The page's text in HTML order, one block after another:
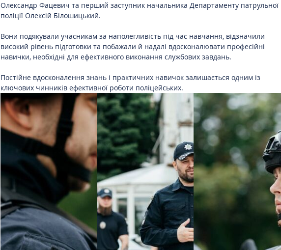
Олександр Фацевич та перший заступник начальника Департаменту патрульної
поліції Олексій Білошицький.
Вони подякували учасникам за наполегливість під час навчання, відзначили
високий рівень підготовки та побажали й надалі вдосконалювати професійні
навички, необхідні для ефективного виконання службових завдань.
Постійне вдосконалення знань і практичних навичок залишається одним із
ключових чинників ефективної роботи поліцейських.